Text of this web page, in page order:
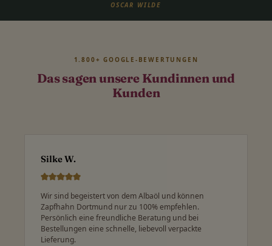
OSCAR WILDE
Das sagen unsere Kundinnen und
Kunden
1.800+ GOOGLE-BEWERTUNGEN
Silke W.
Wir sind begeistert von dem Albaöl und können
Zapfhahn Dortmund nur zu 100% empfehlen.
Persönlich eine freundliche Beratung und bei
Bestellungen eine schnelle, liebevoll verpackte
Lieferung.